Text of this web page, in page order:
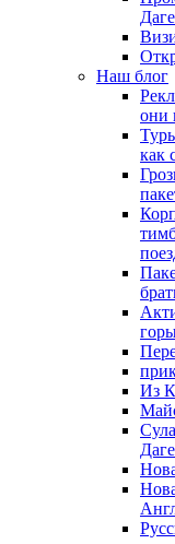
Наш блог
они
как
Из